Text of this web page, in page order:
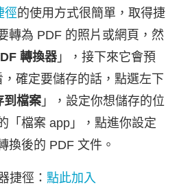
徑的使用方式很簡單，取得捷
轉為 PDF 的照片或網頁，然
轉換器 」，接下來它會預
確定要儲存的話，點選左下
到檔案 」，設定你想儲存的位
「檔案 app」，點進你設定
換後的 PDF 文件。
捷徑： 點此加入